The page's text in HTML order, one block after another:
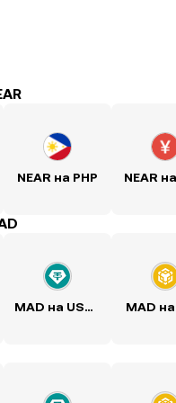
NEAR на PHP NEAR
MAD на USDT MAD